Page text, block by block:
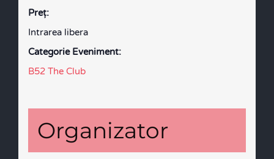
Preţ:
Intrarea libera
Categorie Eveniment:
B52 The Club
Organizator